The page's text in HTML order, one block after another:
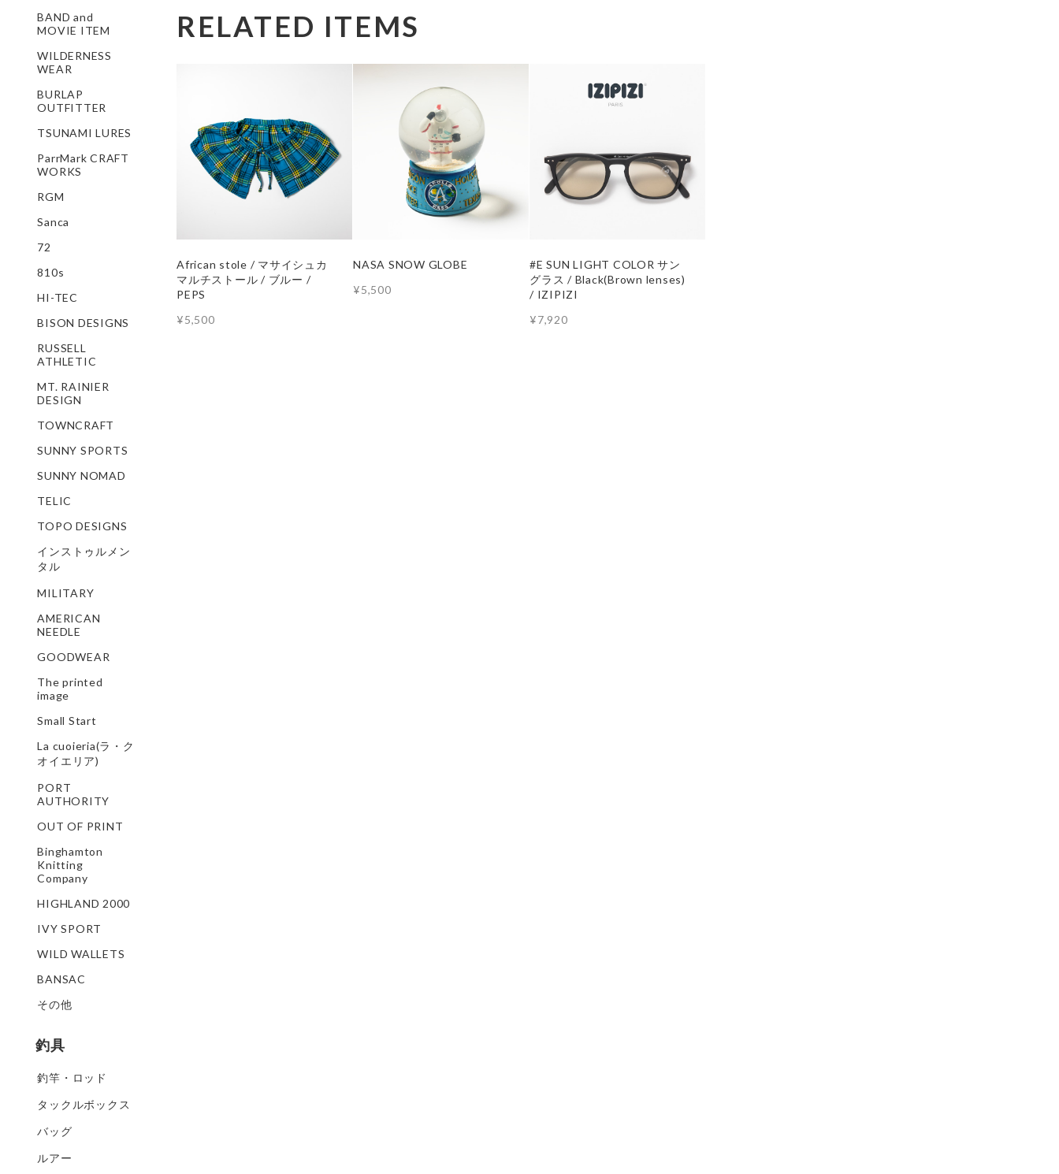
RELATED ITEMS
African stole / マサイシュカ
マルチストール / ブルー /
PEPS
¥5,500
NASA SNOW GLOBE
¥5,500
#E SUN LIGHT COLOR サン
グラス / Black(Brown lenses)
/ IZIPIZI
¥7,920
BAND and
MOVIE ITEM
WILDERNESS
WEAR
BURLAP
OUTFITTER
TSUNAMI LURES
ParrMark CRAFT
WORKS
RGM
Sanca
72
810s
HI-TEC
BISON DESIGNS
RUSSELL
ATHLETIC
MT. RAINIER
DESIGN
TOWNCRAFT
SUNNY SPORTS
SUNNY NOMAD
TELIC
TOPO DESIGNS
インストゥルメン
タル
MILITARY
AMERICAN
NEEDLE
GOODWEAR
The printed
image
Small Start
La cuoieria(ラ・ク
オイエリア)
PORT
AUTHORITY
OUT OF PRINT
Binghamton
Knitting
Company
HIGHLAND 2000
IVY SPORT
WILD WALLETS
BANSAC
その他
釣具
釣竿・ロッド
タックルボックス
バッグ
ルアー